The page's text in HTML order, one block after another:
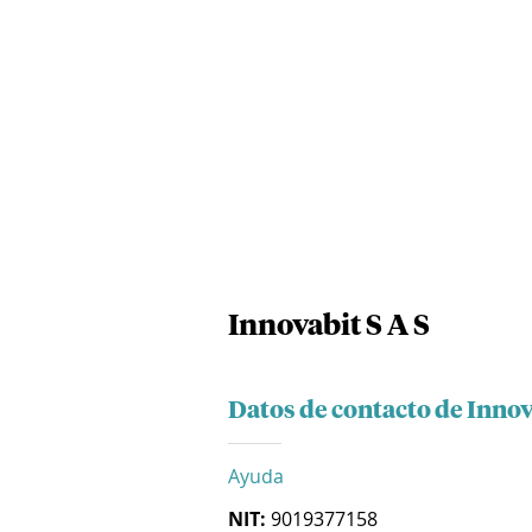
Innovabit S A S
Datos de contacto de
Ayuda
NIT: 9019377158